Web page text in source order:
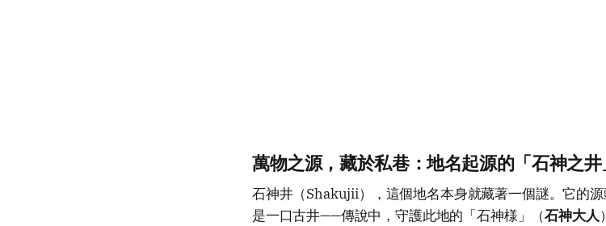
萬物之源，藏於私巷：地名起源的「石神之井
石神井（Shakujii），這個地名本身就藏著一個謎。它的
是一口古井——傳說中，守護此地的「石神様」（石神大人